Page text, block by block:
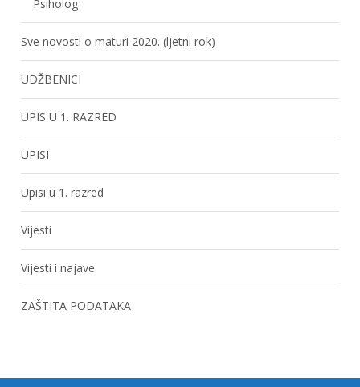
Psiholog
Sve novosti o maturi 2020. (ljetni rok)
UDŽBENICI
UPIS U 1. RAZRED
UPISI
Upisi u 1. razred
Vijesti
Vijesti i najave
ZAŠTITA PODATAKA